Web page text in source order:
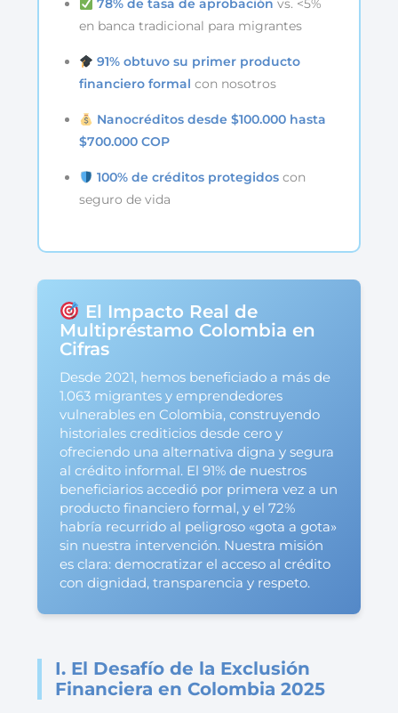
78% de tasa de aprobación vs. <5%
en banca tradicional para migrantes
91% obtuvo su primer producto
financiero formal con nosotros
Nanocréditos desde $100.000 hasta
$700.000 COP
100% de créditos protegidoscon
seguro de vida
El Impacto Real de
Multipréstamo Colombia en
Cifras
Desde 2021, hemos beneficiado a más de
1.063 migrantes y emprendedores
vulnerables en Colombia, construyendo
historiales crediticios desde cero y
ofreciendo una alternativa digna y segura
al crédito informal. El 91% de nuestros
beneficiarios accedió por primera vez a un
producto financiero formal, y el 72%
habría recurrido al peligroso «gota a gota»
sin nuestra intervención. Nuestra misión
es clara: democratizar el acceso al crédito
con dignidad, transparencia y respeto.
I. El Desafío de la Exclusión
Financiera en Colombia 2025